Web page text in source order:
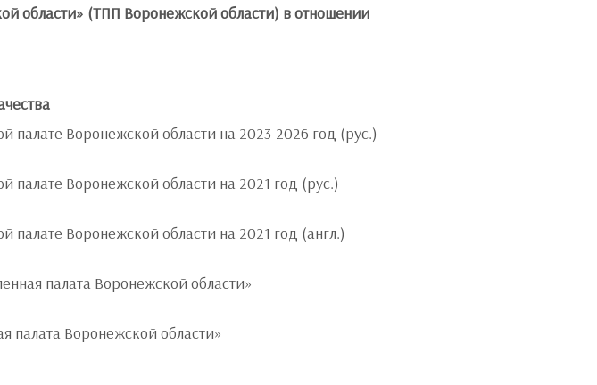
области» (ТПП Воронежской области) в отношении
Воронежской области на 2023-2026 год (рус.)
Воронежской области на 2021 год (рус.)
Воронежской области на 2021 год (англ.)
палата Воронежской области»
палата Воронежской области»